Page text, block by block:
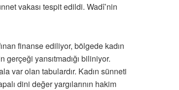
vakası tespit edildi. Wadî’nin
finanse ediliyor, bölgede kadın
yansıtmadığı biliniyor.
var olan tabulardır. Kadın sünneti
dini değer yargılarının hakim